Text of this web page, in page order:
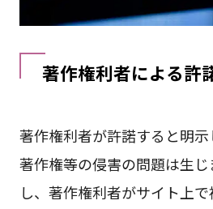
著作権利者による許
著作権利者が許諾すると明示
著作権等の侵害の問題は生
し、著作権利者がサイト上